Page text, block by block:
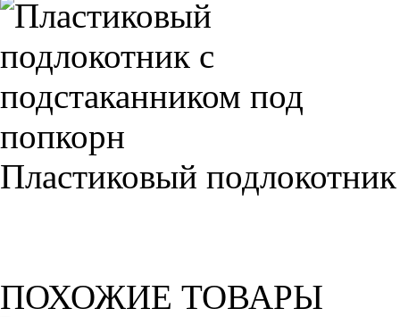
Пластиковый
ПОХОЖИЕ ТОВАРЫ